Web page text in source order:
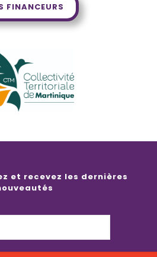
FINANCEURS
et recevez les dernières